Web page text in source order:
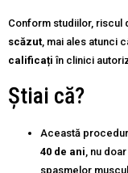
Conform studiilor, riscul
scăzut, mai ales atunci
calificați în clinici
Știai că?
Această
40 de ani , nu
spasmelor